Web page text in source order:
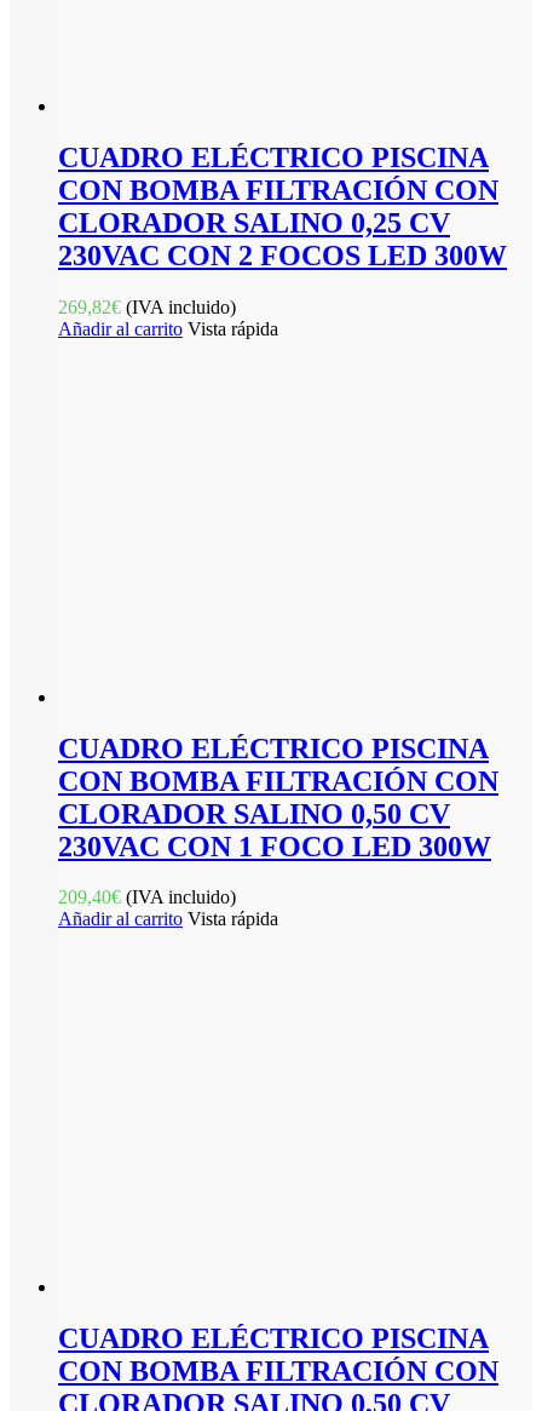
CUADRO ELÉCTRICO PISCINA
CON BOMBA FILTRACIÓN CON
CLORADOR SALINO 0,25 CV
230VAC CON 2 FOCOS LED 300W
269,82€ (IVA incluido)
Añadir al carrito Vista rápida
CUADRO ELÉCTRICO PISCINA
CON BOMBA FILTRACIÓN CON
CLORADOR SALINO 0,50 CV
230VAC CON 1 FOCO LED 300W
209,40€ (IVA incluido)
Añadir al carrito Vista rápida
CUADRO ELÉCTRICO PISCINA
CON BOMBA FILTRACIÓN CON
CLORADOR SALINO 0,50 CV